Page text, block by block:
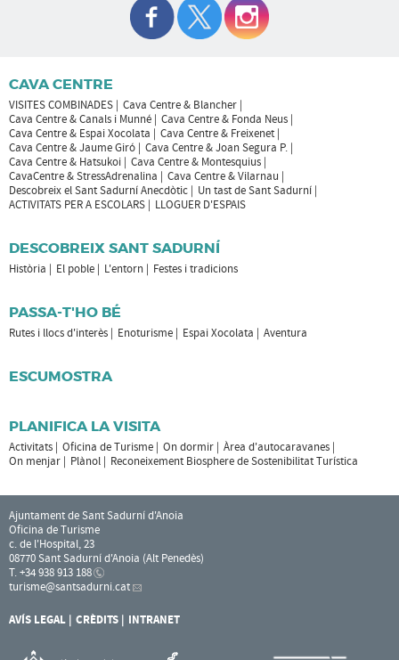
CAVA CENTRE
VISITES COMBINADES
Cava Centre & Blancher
Cava Centre & Canals i Munné
Cava Centre & Fonda Neus
Cava Centre & Espai Xocolata
Cava Centre & Freixenet
Cava Centre & Jaume Giró
Cava Centre & Joan Segura P.
Cava Centre & Hatsukoi
Cava Centre & Montesquius
CavaCentre & StressAdrenalina
Cava Centre & Vilarnau
Descobreix el Sant Sadurní Anecdòtic
Un tast de Sant Sadurní
ACTIVITATS PER A ESCOLARS
LLOGUER D'ESPAIS
DESCOBREIX SANT SADURNÍ
Història El poble L'entorn Festes i tradicions
PASSA-T'HO BÉ
Rutes i llocs d'interès Enoturisme Espai Xocolata Aventura
ESCUMOSTRA
PLANIFICA LA VISITA
Activitats Oficina de Turisme On dormir
Àrea d'autocaravanes
On menjar
Plànol Reconeixement Biosphere de Sostenibilitat Turística
Ajuntament de Sant Sadurní d'Anoia
Oficina de Turisme
c. de l'Hospital, 23
08770 Sant Sadurní d'Anoia (Alt Penedès)
T. +34 938 913 188
turisme@santsadurni.cat
AVÍS LEGAL CRÈDITS INTRANET